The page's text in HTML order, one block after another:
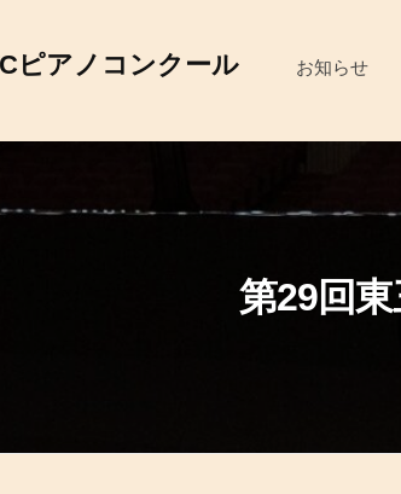
ピアノコンクール お知らせ
第29回